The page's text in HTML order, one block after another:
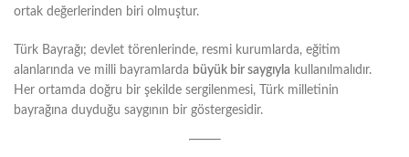
ortak değerlerinden biri olmuştur.
Türk Bayrağı; devlet törenlerinde, resmi kurumlarda, eğitim
alanlarında ve milli bayramlarda büyük bir saygıyla kullanılmalıdır.
Her ortamda doğru bir şekilde sergilenmesi, Türk milletinin
bayrağına duyduğu saygının bir göstergesidir.